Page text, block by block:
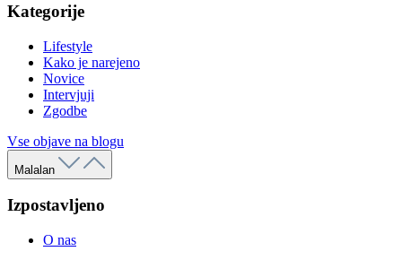
Kategorije
Lifestyle
Kako je narejeno
Novice
Intervjuji
Zgodbe
Vse objave na blogu
Malalan
Izpostavljeno
O nas